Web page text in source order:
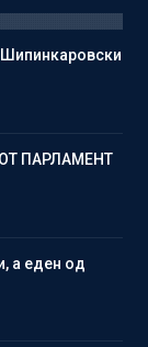
ПАРЛАМЕНТ
а еден од